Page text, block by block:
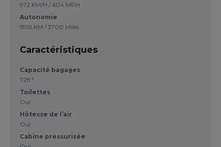
972 KM/H / 604 MPH
Autonomie
5955 KM / 3700 Miles
Caractéristiques
Capacité bagages
72ft³
Toilettes
Oui
Hôtesse de l’air
Oui
Cabine pressurisée